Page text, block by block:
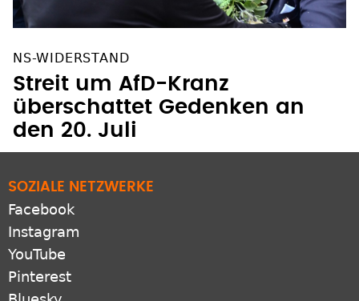
NS-WIDERSTAND
Streit um AfD-Kranz
überschattet Gedenken an
SOZIALE NETZWERKE
Facebook
Instagram
YouTube
Pinterest